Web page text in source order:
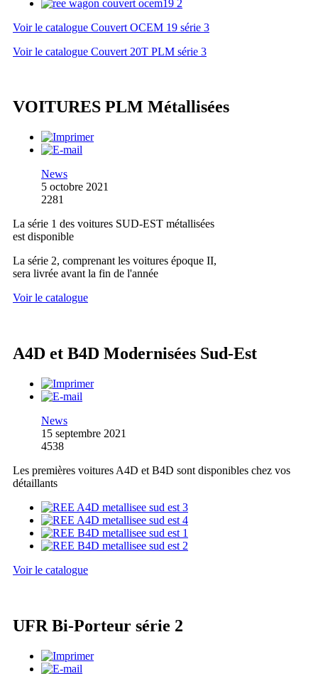
Voir le catalogue Couvert OCEM 19 série 3
Voir le catalogue Couvert 20T PLM série 3
VOITURES PLM Métallisées
News
5 octobre 2021
2281
La série 1 des voitures SUD-EST métallisées
est disponible
La série 2, comprenant les voitures époque II,
sera livrée avant la fin de l'année
Voir le catalogue
A4D et B4D Modernisées Sud-Est
News
15 septembre 2021
4538
Les premières voitures A4D et B4D sont disponibles chez vos
détaillants
Voir le catalogue
UFR Bi-Porteur série 2